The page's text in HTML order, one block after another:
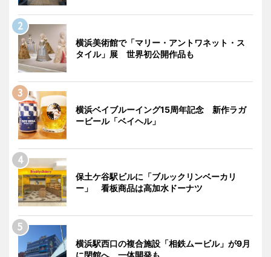
横浜美術館で「マリー・アントワネット・ス
タイル」展 世界初公開作品も
横浜ベイブルーイング15周年記念 新作ラガ
ービール「ベイヘル」
保土ケ谷駅ビルに「ブルックリンベーカリ
ー」 看板商品は高加水ドーナツ
横浜駅西口の複合施設「相鉄ムービル」が9月